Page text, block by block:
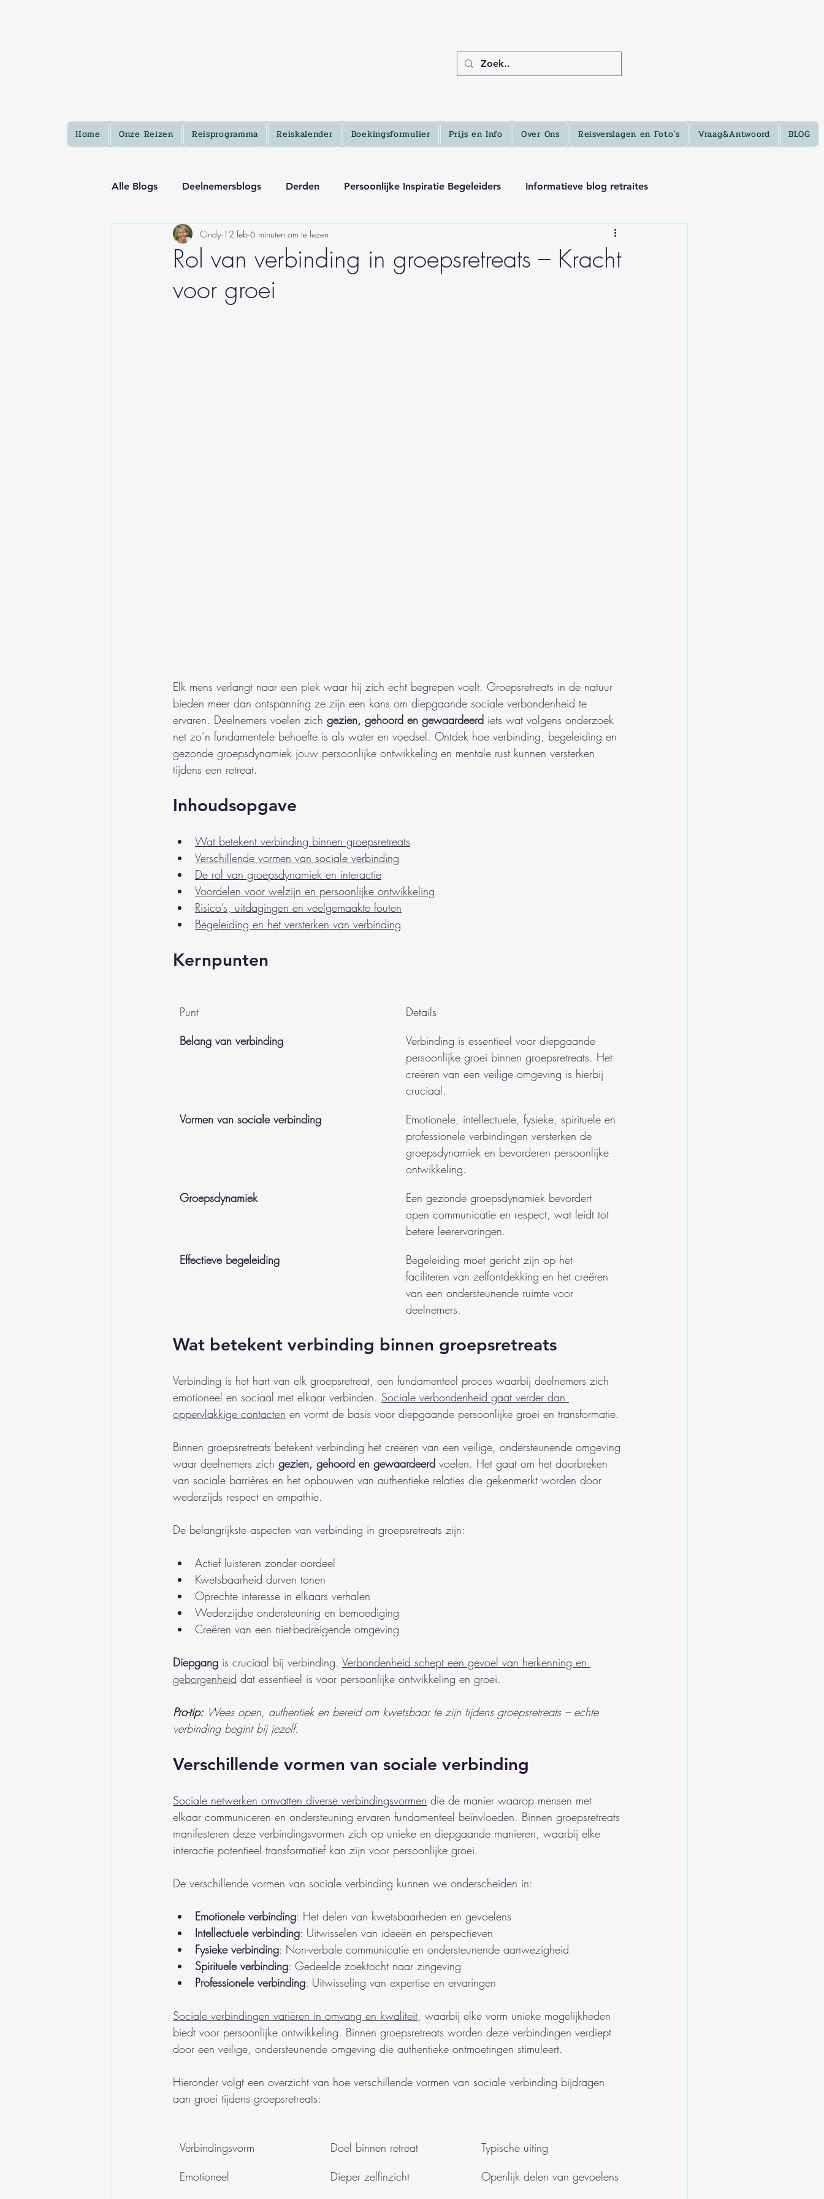
Home Onze Reizen Reisprogramma Reiskalender Boekingsformulier Prijs en Info Over Ons Reisverslagen en Foto's Vraag&Antwoord BLOG
Alle Blogs Deelnemersblogs Derden Persoonlijke Inspiratie Begeleiders Informatieve blog retraites
Rol van verbinding in groepsretreats – Kracht
voor groei
Cindy 12 feb 6 minuten om te lezen
Elk mens verlangt naar een plek waar hij zich echt begrepen voelt. Groepsretreats in de natuur
bieden meer dan ontspanning ze zijn een kans om diepgaande sociale verbondenheid te
ervaren. Deelnemers voelen zich gezien, gehoord en gewaardeerd iets wat volgens onderzoek
net zo’n fundamentele behoefte is als water en voedsel. Ontdek hoe verbinding, begeleiding en
gezonde groepsdynamiek jouw persoonlijke ontwikkeling en mentale rust kunnen versterken
tijdens een retreat.
Inhoudsopgave
Wat betekent verbinding binnen groepsretreats
Verschillende vormen van sociale verbinding
De rol van groepsdynamiek en interactie
Voordelen voor welzijn en persoonlijke ontwikkeling
Risico’s, uitdagingen en veelgemaakte fouten
Begeleiding en het versterken van verbinding
Kernpunten
Punt
Details
Belang van verbinding
Verbinding is essentieel voor diepgaande
persoonlijke groei binnen groepsretreats. Het
creëren van een veilige omgeving is hierbij
cruciaal.
Vormen van sociale verbinding
Emotionele, intellectuele, fysieke, spirituele en
professionele verbindingen versterken de
groepsdynamiek en bevorderen persoonlijke
ontwikkeling.
Groepsdynamiek
Een gezonde groepsdynamiek bevordert
open communicatie en respect, wat leidt tot
betere leerervaringen.
Effectieve begeleiding
Begeleiding moet gericht zijn op het
faciliteren van zelfontdekking en het creëren
van een ondersteunende ruimte voor
deelnemers.
Wat betekent verbinding binnen groepsretreats
Verbinding is het hart van elk groepsretreat, een fundamenteel proces waarbij deelnemers zich
emotioneel en sociaal met elkaar verbinden. Sociale verbondenheid gaat verder dan
oppervlakkige contacten en vormt de basis voor diepgaande persoonlijke groei en transformatie.
Binnen groepsretreats betekent verbinding het creëren van een veilige, ondersteunende omgeving
waar deelnemers zich gezien, gehoord en gewaardeerd voelen. Het gaat om het doorbreken
van sociale barrières en het opbouwen van authentieke relaties die gekenmerkt worden door
wederzijds respect en empathie.
De belangrijkste aspecten van verbinding in groepsretreats zijn:
Actief luisteren zonder oordeel
Kwetsbaarheid durven tonen
Oprechte interesse in elkaars verhalen
Wederzijdse ondersteuning en bemoediging
Creëren van een niet-bedreigende omgeving
Diepgang is cruciaal bij verbinding. Verbondenheid schept een gevoel van herkenning en
geborgenheid dat essentieel is voor persoonlijke ontwikkeling en groei.
Pro-tip: Wees open, authentiek en bereid om kwetsbaar te zijn tijdens groepsretreats – echte
verbinding begint bij jezelf.
Verschillende vormen van sociale verbinding
Sociale netwerken omvatten diverse verbindingsvormen die de manier waarop mensen met
elkaar communiceren en ondersteuning ervaren fundamenteel beïnvloeden. Binnen groepsretreats
manifesteren deze verbindingsvormen zich op unieke en diepgaande manieren, waarbij elke
interactie potentieel transformatief kan zijn voor persoonlijke groei.
De verschillende vormen van sociale verbinding kunnen we onderscheiden in:
Emotionele verbinding: Het delen van kwetsbaarheden en gevoelens
Intellectuele verbinding: Uitwisselen van ideeën en perspectieven
Fysieke verbinding: Non-verbale communicatie en ondersteunende aanwezigheid
Spirituele verbinding: Gedeelde zoektocht naar zingeving
Professionele verbinding: Uitwisseling van expertise en ervaringen
Sociale verbindingen variëren in omvang en kwaliteit, waarbij elke vorm unieke mogelijkheden
biedt voor persoonlijke ontwikkeling. Binnen groepsretreats worden deze verbindingen verdiept
door een veilige, ondersteunende omgeving die authentieke ontmoetingen stimuleert.
Hieronder volgt een overzicht van hoe verschillende vormen van sociale verbinding bijdragen
aan groei tijdens groepsretreats:
Verbindingsvorm Doel binnen retreat
Typische uiting
Emotioneel
Dieper zelfinzicht
Openlijk delen van gevoelens